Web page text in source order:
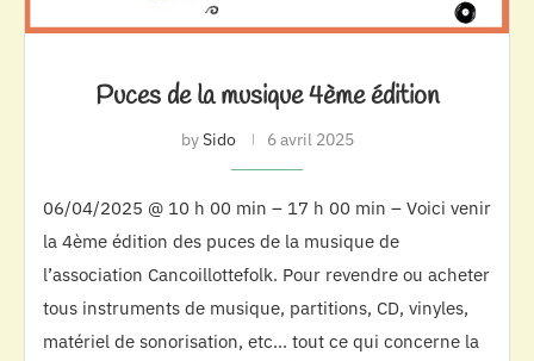
Puces de la musique 4ème édition
bySido 6 avril 2025
06/04/2025 @ 10 h 00 min – 17 h 00 min – Voici venir
la 4ème édition des puces de la musique de
l’association Cancoillottefolk. Pour revendre ou acheter
tous instruments de musique, partitions, CD, vinyles,
matériel de sonorisation, etc… tout ce qui concerne la